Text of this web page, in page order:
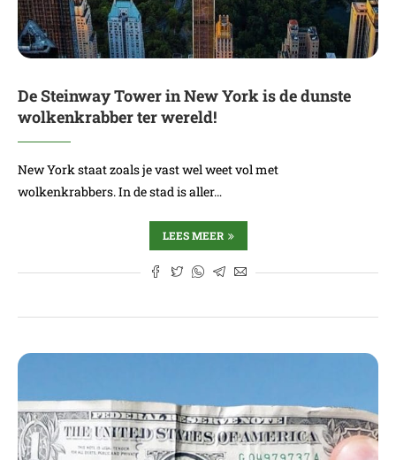
De Steinway Tower in New York is de dunste
wolkenkrabber ter wereld!
New York staat zoals je vast wel weet vol met
wolkenkrabbers. In de stad is aller…
LEES MEER